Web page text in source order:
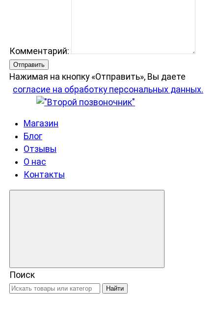
Комментарий:
Отправить
Нажимая на кнопку «Отправить», Вы даете
согласие на обработку персональных данных.
Магазин
Блог
Отзывы
О нас
Контакты
Поиск
Найти